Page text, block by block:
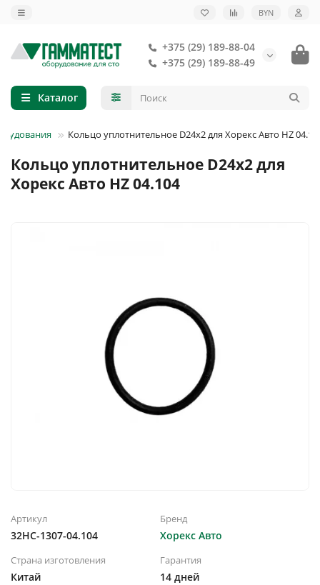
BYN
+375 (29) 189-88-04
+375 (29) 189-88-49
Каталог
Кольцо уплотнительное D24х2 для Хорекс Авто HZ
Кольцо уплотнительное D24х2 для
Хорекс Авто HZ 04.104
Артикул
32HC-1307-04.104
Бренд
Хорекс Авто
Страна изготовления
Китай
Гарантия
14 дней